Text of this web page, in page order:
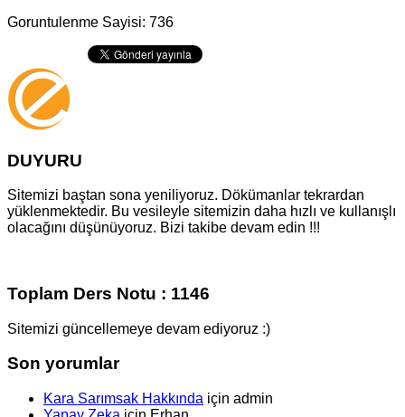
Goruntulenme Sayisi: 736
DUYURU
Sitemizi baştan sona yeniliyoruz. Dökümanlar tekrardan
yüklenmektedir. Bu vesileyle sitemizin daha hızlı ve kullanışlı
olacağını düşünüyoruz. Bizi takibe devam edin !!!
Toplam Ders Notu : 1146
Sitemizi güncellemeye devam ediyoruz :)
Son yorumlar
Kara Sarımsak Hakkında için admin